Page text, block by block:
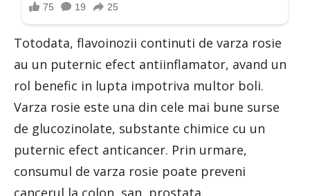
Totodata, flavoinozii continuti de varza rosie
au un puternic efect antiinflamator, avand un
rol benefic in lupta impotriva multor boli.
Varza rosie este una din cele mai bune surse
de glucozinolate, substante chimice cu un
puternic efect anticancer. Prin urmare,
consumul de varza rosie poate preveni